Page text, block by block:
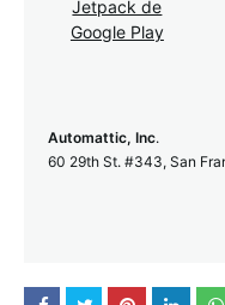
Automattic, Inc.
60 29th St. #343, San